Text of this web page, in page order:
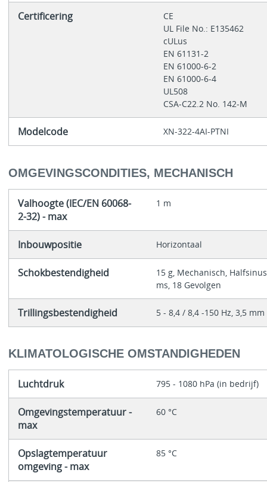
Certificering
CE
UL File No.: E135462
cULus
EN 61131-2
EN 61000-6-2
EN 61000-6-4
UL508
CSA-C22.2 No. 142-M
Modelcode XN-322-4AI-PTNI
OMGEVINGSCONDITIES, MECHANISCH
Valhoogte (IEC/EN 60068-
2-32) - max
1 m
Inbouwpositie Horizontaal
Schokbestendigheid
15 g, Mechanisch,
ms, 18 Gevolgen
Trillingsbestendigheid 5 - 8,4 / 8,4 -150 Hz, 3,5
KLIMATOLOGISCHE OMSTANDIGHEDEN
Luchtdruk 795 - 1080 hPa (in bedrijf)
Omgevingstemperatuur -
max
60 °C
Opslagtemperatuur
omgeving - max
85 °C